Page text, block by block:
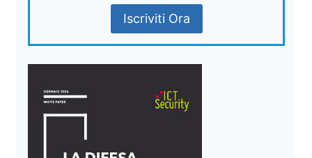
Iscriviti Ora